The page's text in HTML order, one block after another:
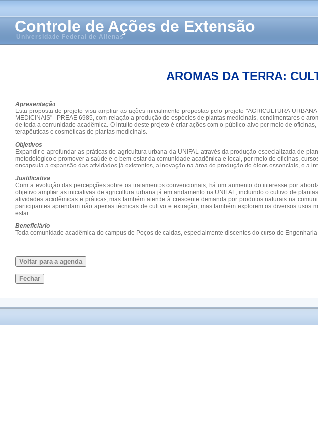
Controle de Ações de Extensão
Universidade Federal de Alfenas
AROMAS DA TERRA:
Apresentação
Esta proposta de projeto visa ampliar as ações inicialmente propostas pelo projeto "AGRICULTURA
MEDICINAIS" - PREAE 6985, com relação a produção de espécies de plantas medicinais, condimentares e
de toda a comunidade acadêmica. O intuito deste projeto é criar ações com o público-alvo por meio de
terapêuticas e cosméticas de plantas medicinais.
Objetivos
Expandir e aprofundar as práticas de agricultura urbana da UNIFAL através da produção especializada de
metodológico e promover a saúde e o bem-estar da comunidade acadêmica e local, por meio de oficinas,
encapsula a expansão das atividades já existentes, a inovação na área de produção de óleos essenciais, e a
Justificativa
Com a evolução das percepções sobre os tratamentos convencionais, há um aumento do interesse por
objetivo ampliar as iniciativas de agricultura urbana já em andamento na UNIFAL, incluindo o cultivo de
atividades acadêmicas e práticas, mas também atende à crescente demanda por produtos naturais na
participantes aprendam não apenas técnicas de cultivo e extração, mas também explorem os diversos
estar.
Beneficiário
Toda comunidade acadêmica do campus de Poços de caldas, especialmente discentes do curso de
Voltar para a agenda
Fechar